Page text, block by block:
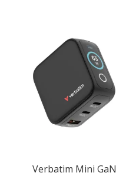
Verbatim Mini GaN